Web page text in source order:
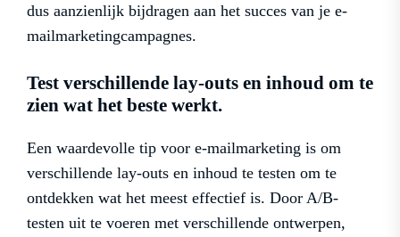
dus aanzienlijk bijdragen aan het succes van je e-
mailmarketingcampagnes.
Test verschillende lay-outs en inhoud om te
zien wat het beste werkt.
Een waardevolle tip voor e-mailmarketing is om
verschillende lay-outs en inhoud te testen om te
ontdekken wat het meest effectief is. Door A/B-
testen uit te voeren met verschillende ontwerpen,